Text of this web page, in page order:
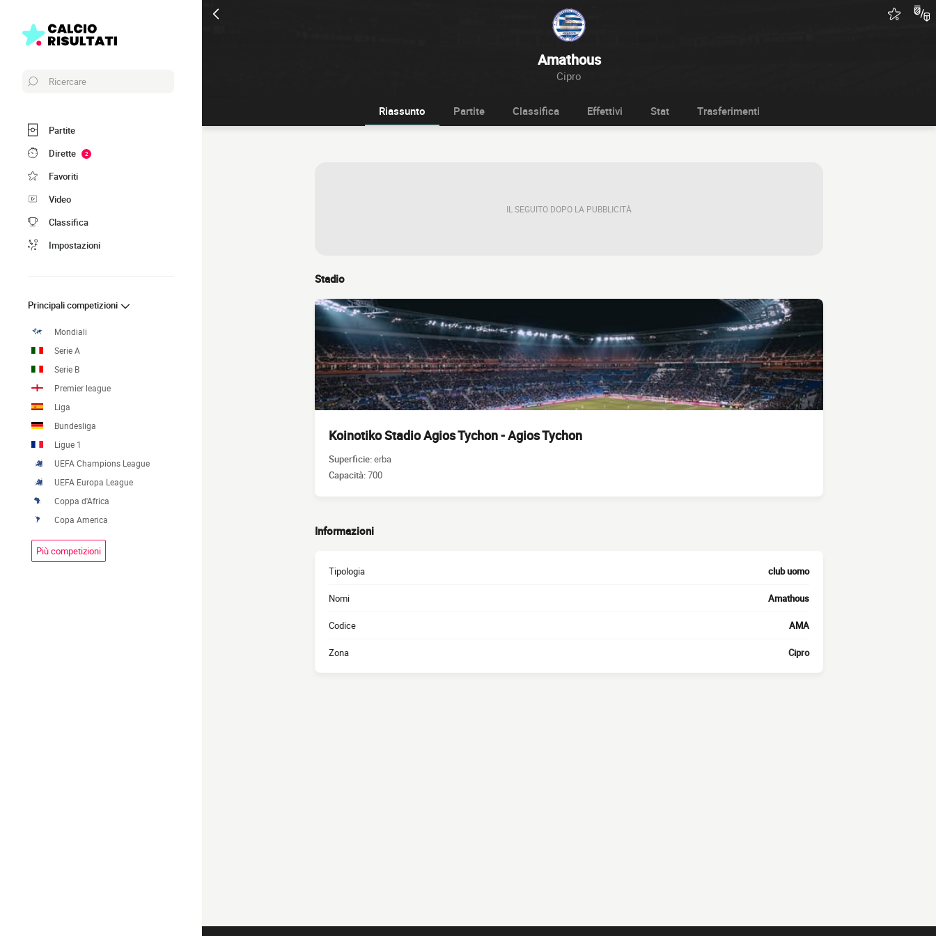
Amathous
Cipro
Ricercare
Partite
Dirette
2
Favoriti
Video
Classifica
Impostazioni
Principali competizioni
Mondiali
Serie A
Serie B
Premier league
Liga
Bundesliga
Ligue 1
UEFA Champions League
UEFA Europa League
Coppa d'Africa
Copa America
Più competizioni
Riassunto Partite Classifica Effettivi Stat Trasferimenti
IL SEGUITO DOPO LA PUBBLICITÀ
Stadio
Koinotiko Stadio Agios Tychon - Agios Tychon
Superficie:erba
Capacità:700
Informazioni
Tipologia club uomo
Nomi Amathous
Codice AMA
Zona Cipro